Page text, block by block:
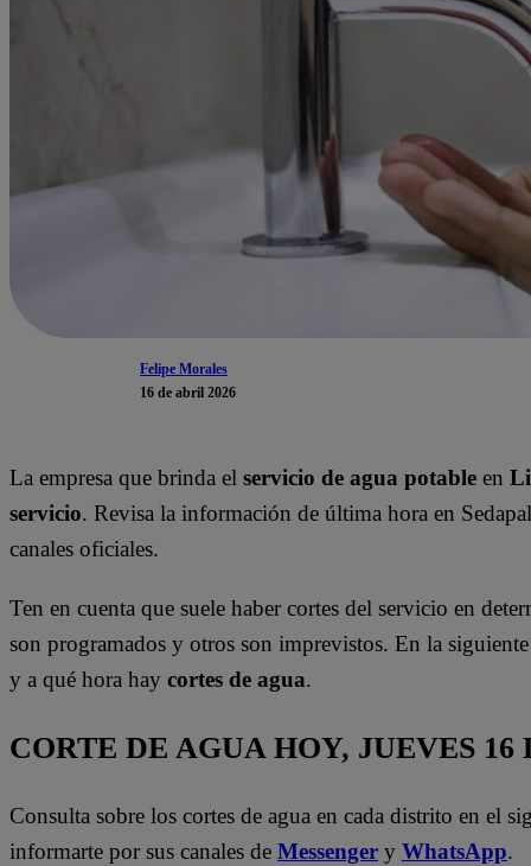
Felipe Morales
16 de abril 2026
La empresa que brinda el servicio de agua potable en
servicio. Revisa la información de última hora en
canales oficiales.
Ten en cuenta que suele haber cortes del servicio en
son programados y otros son imprevistos. En la
y a qué hora hay cortes de agua.
CORTE DE AGUA HOY, JUEVES 16
Consulta sobre los cortes de agua en cada distrito en el
informarte por sus canales de Messenger y WhatsApp.